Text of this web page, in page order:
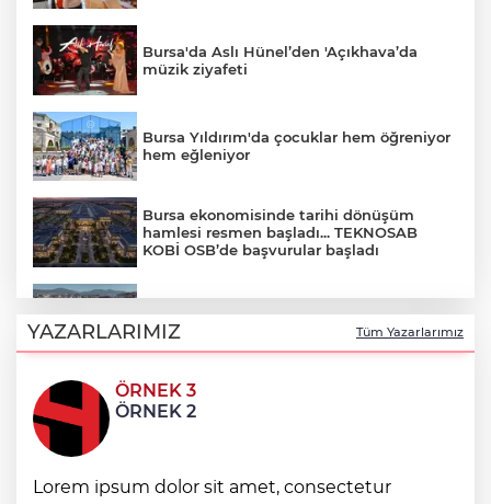
Bursa'da Aslı Hünel’den 'Açıkhava’da
müzik ziyafeti
Bursa Yıldırım'da çocuklar hem öğreniyor
hem eğleniyor
Bursa ekonomisinde tarihi dönüşüm
hamlesi resmen başladı... TEKNOSAB
KOBİ OSB’de başvurular başladı
Derince'ye 120 yataklı sağlık tesisi geliyor
TOFAŞ'lı oyuncular sağlık kontrolünden
geçti
İzmir Karabağlar'da BİO fark yarattı
YAZARLARIMIZ Tüm Yazarlarımız
ÖRNEK 3
ÖRNEK 2
Lorem ipsum dolor sit amet, consectetur